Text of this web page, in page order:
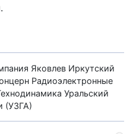
Яковлев Иркутский
Радиоэлектронные
Уральский
(УЗГА)